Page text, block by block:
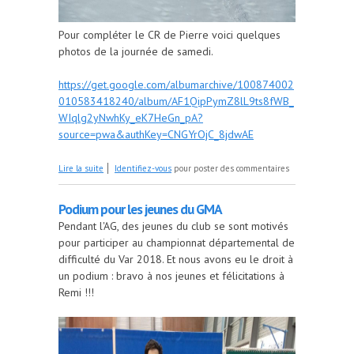
Pour compléter le CR de Pierre voici quelques
photos de la journée de samedi.
https://get.google.com/albumarchive/100874002
010583418240/album/AF1QipPymZ8lL9ts8fWB_
WIqlg2yNwhKy_eK7HeGn_pA?
source=pwa&authKey=CNGYrOjC_8jdwAE
Lire la suite de Sortie AG : Raquettes au Petoumier
Identifiez-vous pour poster des commentaires
Podium pour les jeunes du GMA
Pendant l'AG, des jeunes du club se sont motivés
pour participer au championnat départemental de
difficulté du Var 2018. Et nous avons eu le droit à
un podium : bravo à nos jeunes et félicitations à
Remi !!!